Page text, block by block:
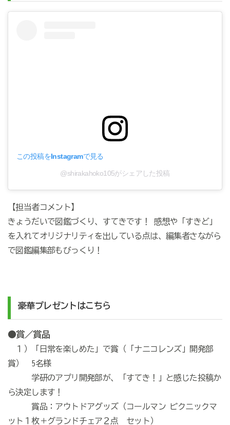
この投稿をInstagramで見る
@shirakahoko105がシェアした投稿
【担当者コメント】
きょうだいで図鑑づくり、すてきです！ 感想や「すきど」
を入れてオリジナリティを出している点は、編集者さながら
で図鑑編集部もびっくり！
豪華プレゼントはこちら
●賞／賞品
１）「日常を楽しめた」で賞（「ナニコレンズ」開発部
賞） 5名様
学研のアプリ開発部が、「すてき！」と感じた投稿か
ら決定します！
賞品：アウトドアグッズ（コールマン ピクニックマ
ット１枚＋グランドチェア２点 セット）